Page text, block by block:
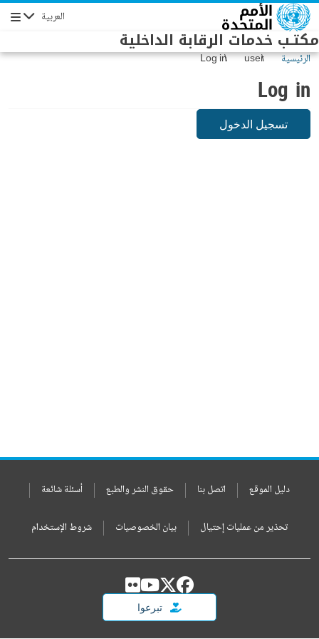
Skip to main content العربية
مكتـب خدمات الرقابة الداخلية
الرئيسية user
Log in
Log in
تسجيل الدخول
دليل الموقع اتصل بنا حقوق النشر والطبع أسئلة شائعة
تحذير من عمليات إحتيال بيان الخصوصيات شروط الإستخدام
تبرعوا